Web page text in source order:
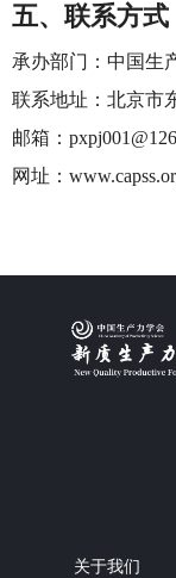
五、联系方式
承办部门：中国生
联系地址：北京市
邮箱：
网址：
关于我们